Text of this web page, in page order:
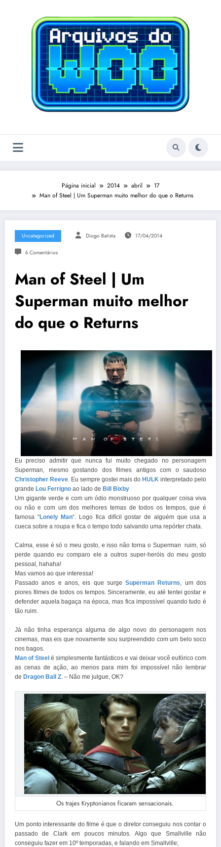
Página inicial 2014 abril
17
Man of Steel | Um Superman muito melhor do que o Returns
Uncategorized Diogo Batista 17/04/2014
6 Comentários
Man of Steel | Um
Superman muito melhor
do que o Returns
Eu preciso admitir que nunca fui muito chegado no personagem
Superman, mesmo gostando dos filmes antigos com o saudoso
Christopher Reeve. Eu sempre gostei mais do HULK interpretado pelo
grande Lou Ferrigno ao lado de Bill Bixby
Um gigante verde e com um ódio monstruoso por qualquer coisa viva
ou não e com um dos melhores temas de todos os tempos, que é
famosa “Lonely Man“. Logo fica difícil gostar de alguém que usa a
cueca sobre a roupa e fica o tempo todo salvando uma repórter chata.
Calma, esse é só o meu gosto, e isso não torna o Superman ruim, só
perde quando eu comparo ele a outros super-heróis do meu gosto
pessoal, hahaha!
Mas vamos ao que interessa!
Passado anos e anos, eis que surgeSuperman Returns, um dos
piores filmes de todos os tempos. Sinceramente, eu até tentei gostar e
defender aquela bagaça na época, mas fica impossível quando tudo é
tão ruim.
Já não tinha esperança alguma de algo novo do personagem nos
cinemas, mas eis que novamente sou surpreendido com um belo soco
nos bagos.
Man of Steel é simplesmente fantásticos e vai deixar você eufórico com
as cenas de ação, ao menos para mim foi impossível não lembrar
de Dragon Ball Z. – Não me julgue, OK?
Os trajes Kryptonianos ficaram sensacionais.
Um ponto interessante do filme é que o diretor conseguiu nos contar o
passado de Clark em poucos minutos. Algo que Smallville não
conseguiu fazer em 10º temporadas, e falando em Smallville;